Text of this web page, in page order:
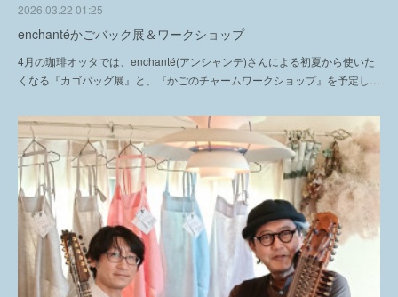
2026.03.22 01:25
enchantéかごバック展＆ワークショップ
4月の珈琲オッタでは、enchanté(アンシャンテ)さんによる初夏から使いた
くなる『カゴバッグ展』と、『かごのチャームワークショップ』を予定し…